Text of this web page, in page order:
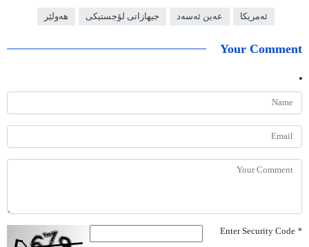
ئەمریکا عەین ئەسەد جیهازاتی لۆجستیکی هەولێر
Your Comment
*